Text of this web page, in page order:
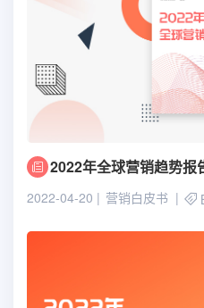
2022年全球营销趋势报
2022-04-20 营销白皮书